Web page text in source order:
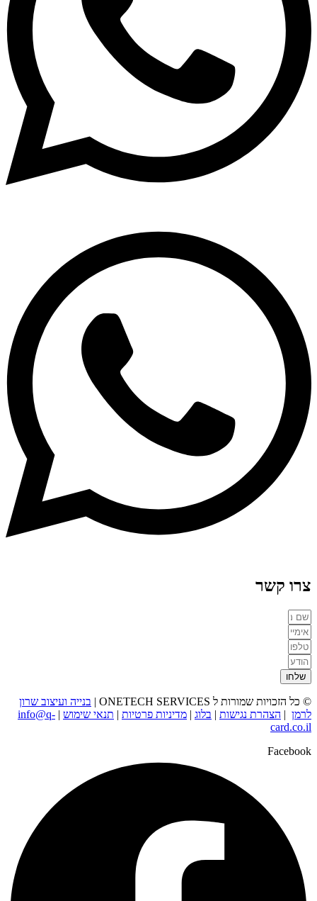
צרו קשר
שלחו
© כל הזכויות שמורות ל ONETECH SERVICES |
בנייה ועיצוב שרון
לרמן | הצהרת נגישות | בלוג | מדיניות פרטיות | תנאי שימוש |
info@q-
card.co.il
Facebook